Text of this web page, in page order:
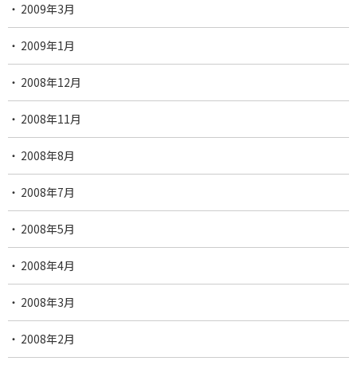
2009年3月
2009年1月
2008年12月
2008年11月
2008年8月
2008年7月
2008年5月
2008年4月
2008年3月
2008年2月